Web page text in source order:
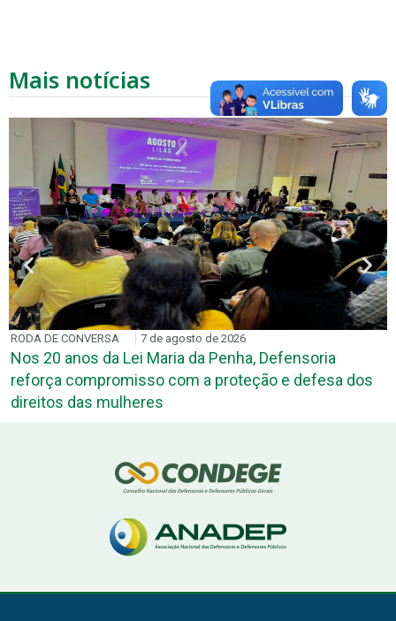
Mais notícias
RODA DE CONVERSA 7 de agosto de 2026
Nos 20 anos da Lei Maria da Penha, Defensoria
reforça compromisso com a proteção e defesa dos
direitos das mulheres